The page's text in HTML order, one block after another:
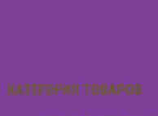
КАТЕГОРИЯ ТОВАРОВ